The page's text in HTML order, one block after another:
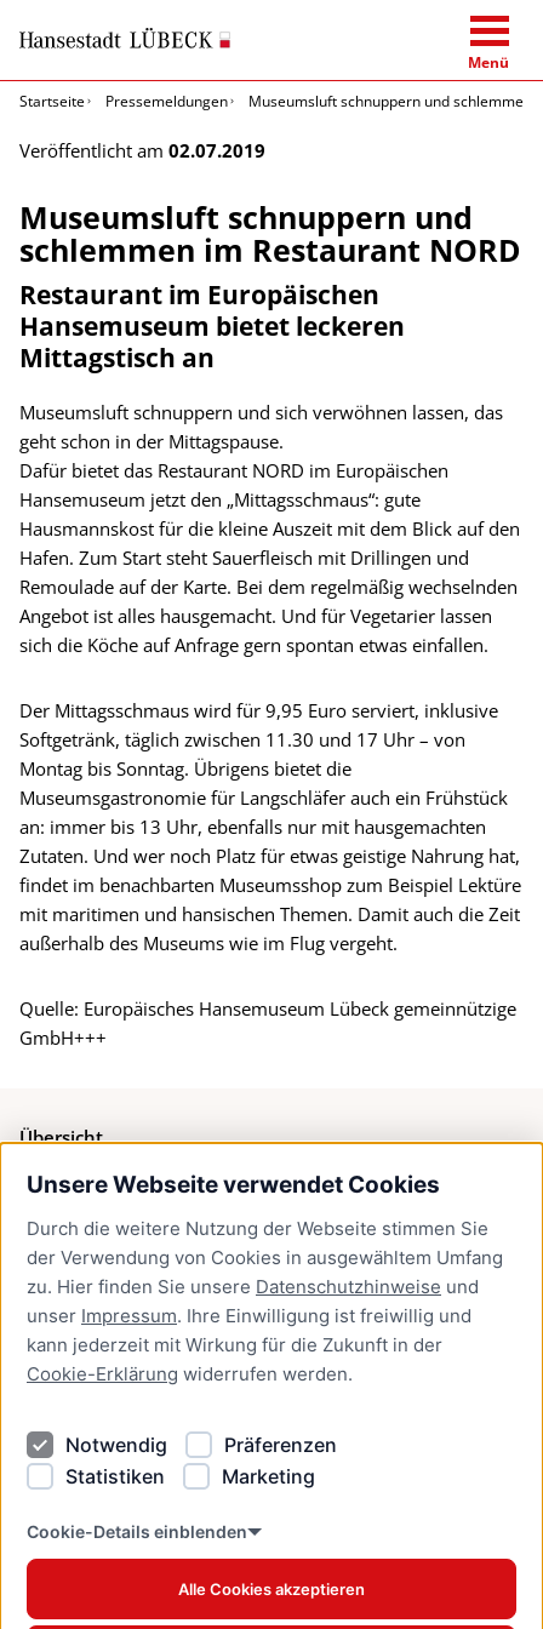
Unsere Webseite verwendet Cookies
Durch die weitere Nutzung der Webseite stimmen Sie
der Verwendung von Cookies in ausgewähltem Umfang
zu. Hier finden Sie unsere Datenschutzhinweise und
unser Impressum. Ihre Einwilligung ist freiwillig und
kann jederzeit mit Wirkung für die Zukunft in der
Cookie-Erklärung widerrufen werden.
Notwendig
Präferenzen
Statistiken
Marketing
Cookie-Details einblenden
Alle Cookies akzeptieren
Menü
Startseite
Pressemeldungen Museumsluft schnuppern und schlemmen
Veröffentlicht am 02.07.2019
Museumsluft schnuppern und
schlemmen im Restaurant NORD
Restaurant im Europäischen
Hansemuseum bietet leckeren
Mittagstisch an
Museumsluft schnuppern und sich verwöhnen lassen, das
geht schon in der Mittagspause.
Dafür bietet das Restaurant NORD im Europäischen
Hansemuseum jetzt den „Mittagsschmaus“: gute
Hausmannskost für die kleine Auszeit mit dem Blick auf den
Hafen. Zum Start steht Sauerfleisch mit Drillingen und
Remoulade auf der Karte. Bei dem regelmäßig wechselnden
Angebot ist alles hausgemacht. Und für Vegetarier lassen
sich die Köche auf Anfrage gern spontan etwas einfallen.
Der Mittagsschmaus wird für 9,95 Euro serviert, inklusive
Softgetränk, täglich zwischen 11.30 und 17 Uhr – von
Montag bis Sonntag. Übrigens bietet die
Museumsgastronomie für Langschläfer auch ein Frühstück
an: immer bis 13 Uhr, ebenfalls nur mit hausgemachten
Zutaten. Und wer noch Platz für etwas geistige Nahrung hat,
findet im benachbarten Museumsshop zum Beispiel Lektüre
mit maritimen und hansischen Themen. Damit auch die Zeit
außerhalb des Museums wie im Flug vergeht.
Quelle: Europäisches Hansemuseum Lübeck gemeinnützige
GmbH+++
Übersicht
Bürgerservice
Presse
Newsletter Lübeck:kompakt
Kontakt
Kontakt
Datenschutzhinweise
Barrierefreiheit
Cookie Erklärung
www.luebeck.de